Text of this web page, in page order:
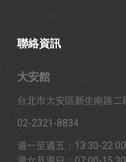
聯絡資訊
大安館
台北市大安區新生南路
02-2321-8834
週一至週五：13:30-22:00